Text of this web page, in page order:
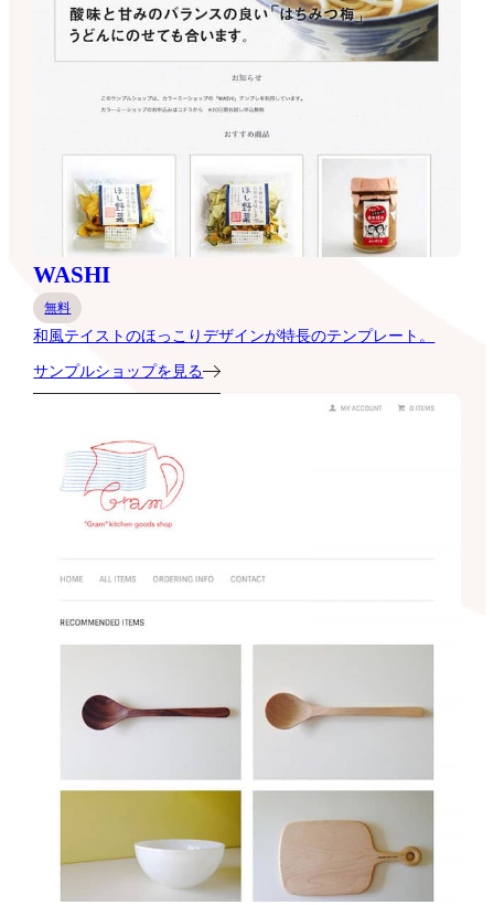
WASHI
無料
和風テイストのほっこりデザインが特長のテンプレート。
サンプルショップを見る